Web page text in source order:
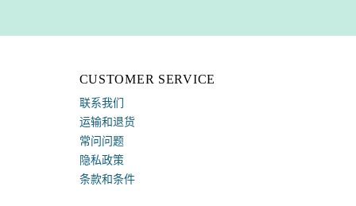
CUSTOMER SERVICE
联系我们
运输和退货
常问问题
隐私政策
条款和条件